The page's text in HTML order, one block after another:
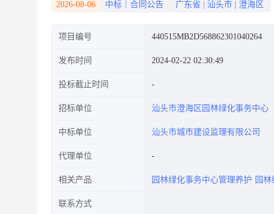
2026-08-06 中标｜合同公告 广东省 汕头市 澄海区
项目编号 440515MB2D568862301040264
发布时间 2024-02-22 02:30:49
投标截止时间
招标单位 汕头市澄海区园林绿化事务中心
中标单位 汕头市城市建设监理有限公司
代理单位
相关产品 园林绿化事务中心管理养护 园
联系方式